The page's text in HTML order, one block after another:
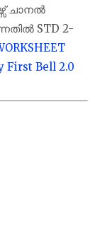
ചാനല്‍
STD 2-
First Bell 2.0